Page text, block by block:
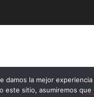
damos la mejor experiencia
este sitio, asumiremos que